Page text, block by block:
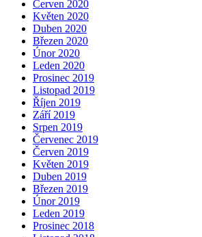
Červen 2020
Květen 2020
Duben 2020
Březen 2020
Únor 2020
Leden 2020
Prosinec 2019
Listopad 2019
Říjen 2019
Září 2019
Srpen 2019
Červenec 2019
Červen 2019
Květen 2019
Duben 2019
Březen 2019
Únor 2019
Leden 2019
Prosinec 2018